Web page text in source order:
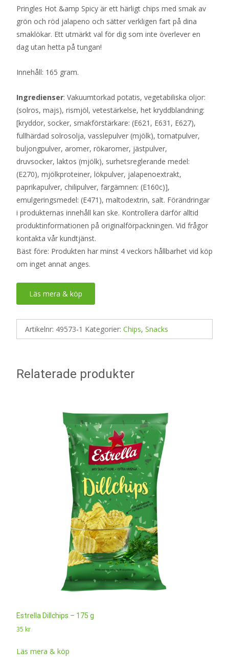
Pringles Hot &amp Spicy är ett härligt chips med smak av
grön och röd jalapeno och sätter verkligen fart på dina
smaklökar. Ett utmärkt val för dig som inte överlever en
dag utan hetta på tungan!
Innehåll: 165 gram.
Ingredienser: Vakuumtorkad potatis, vegetabiliska oljor:
(solros, majs), rismjöl, vetestärkelse, het kryddblandning:
[kryddor, socker, smakförstärkare: (E621, E631, E627),
fullhärdad solrosolja, vasslepulver (mjölk), tomatpulver,
buljongpulver, aromer, rökaromer, jästpulver,
druvsocker, laktos (mjölk), surhetsreglerande medel:
(E270), mjölkproteiner, lökpulver, jalapenoextrakt,
paprikapulver, chilipulver, färgämnen: (E160c)],
emulgeringsmedel: (E471), maltodextrin, salt. Förändringar
i produkternas innehåll kan ske. Kontrollera därför alltid
produktinformationen på originalförpackningen. Vid frågor
kontakta vår kundtjänst.
Bäst före: Produkten har minst 4 veckors hållbarhet vid köp
om inget annat anges.
Läs mera & köp
Artikelnr: 49573-1 Kategorier: Chips, Snacks
Relaterade produkter
Estrella Dillchips – 175 g
35 kr
Läs mera & köp